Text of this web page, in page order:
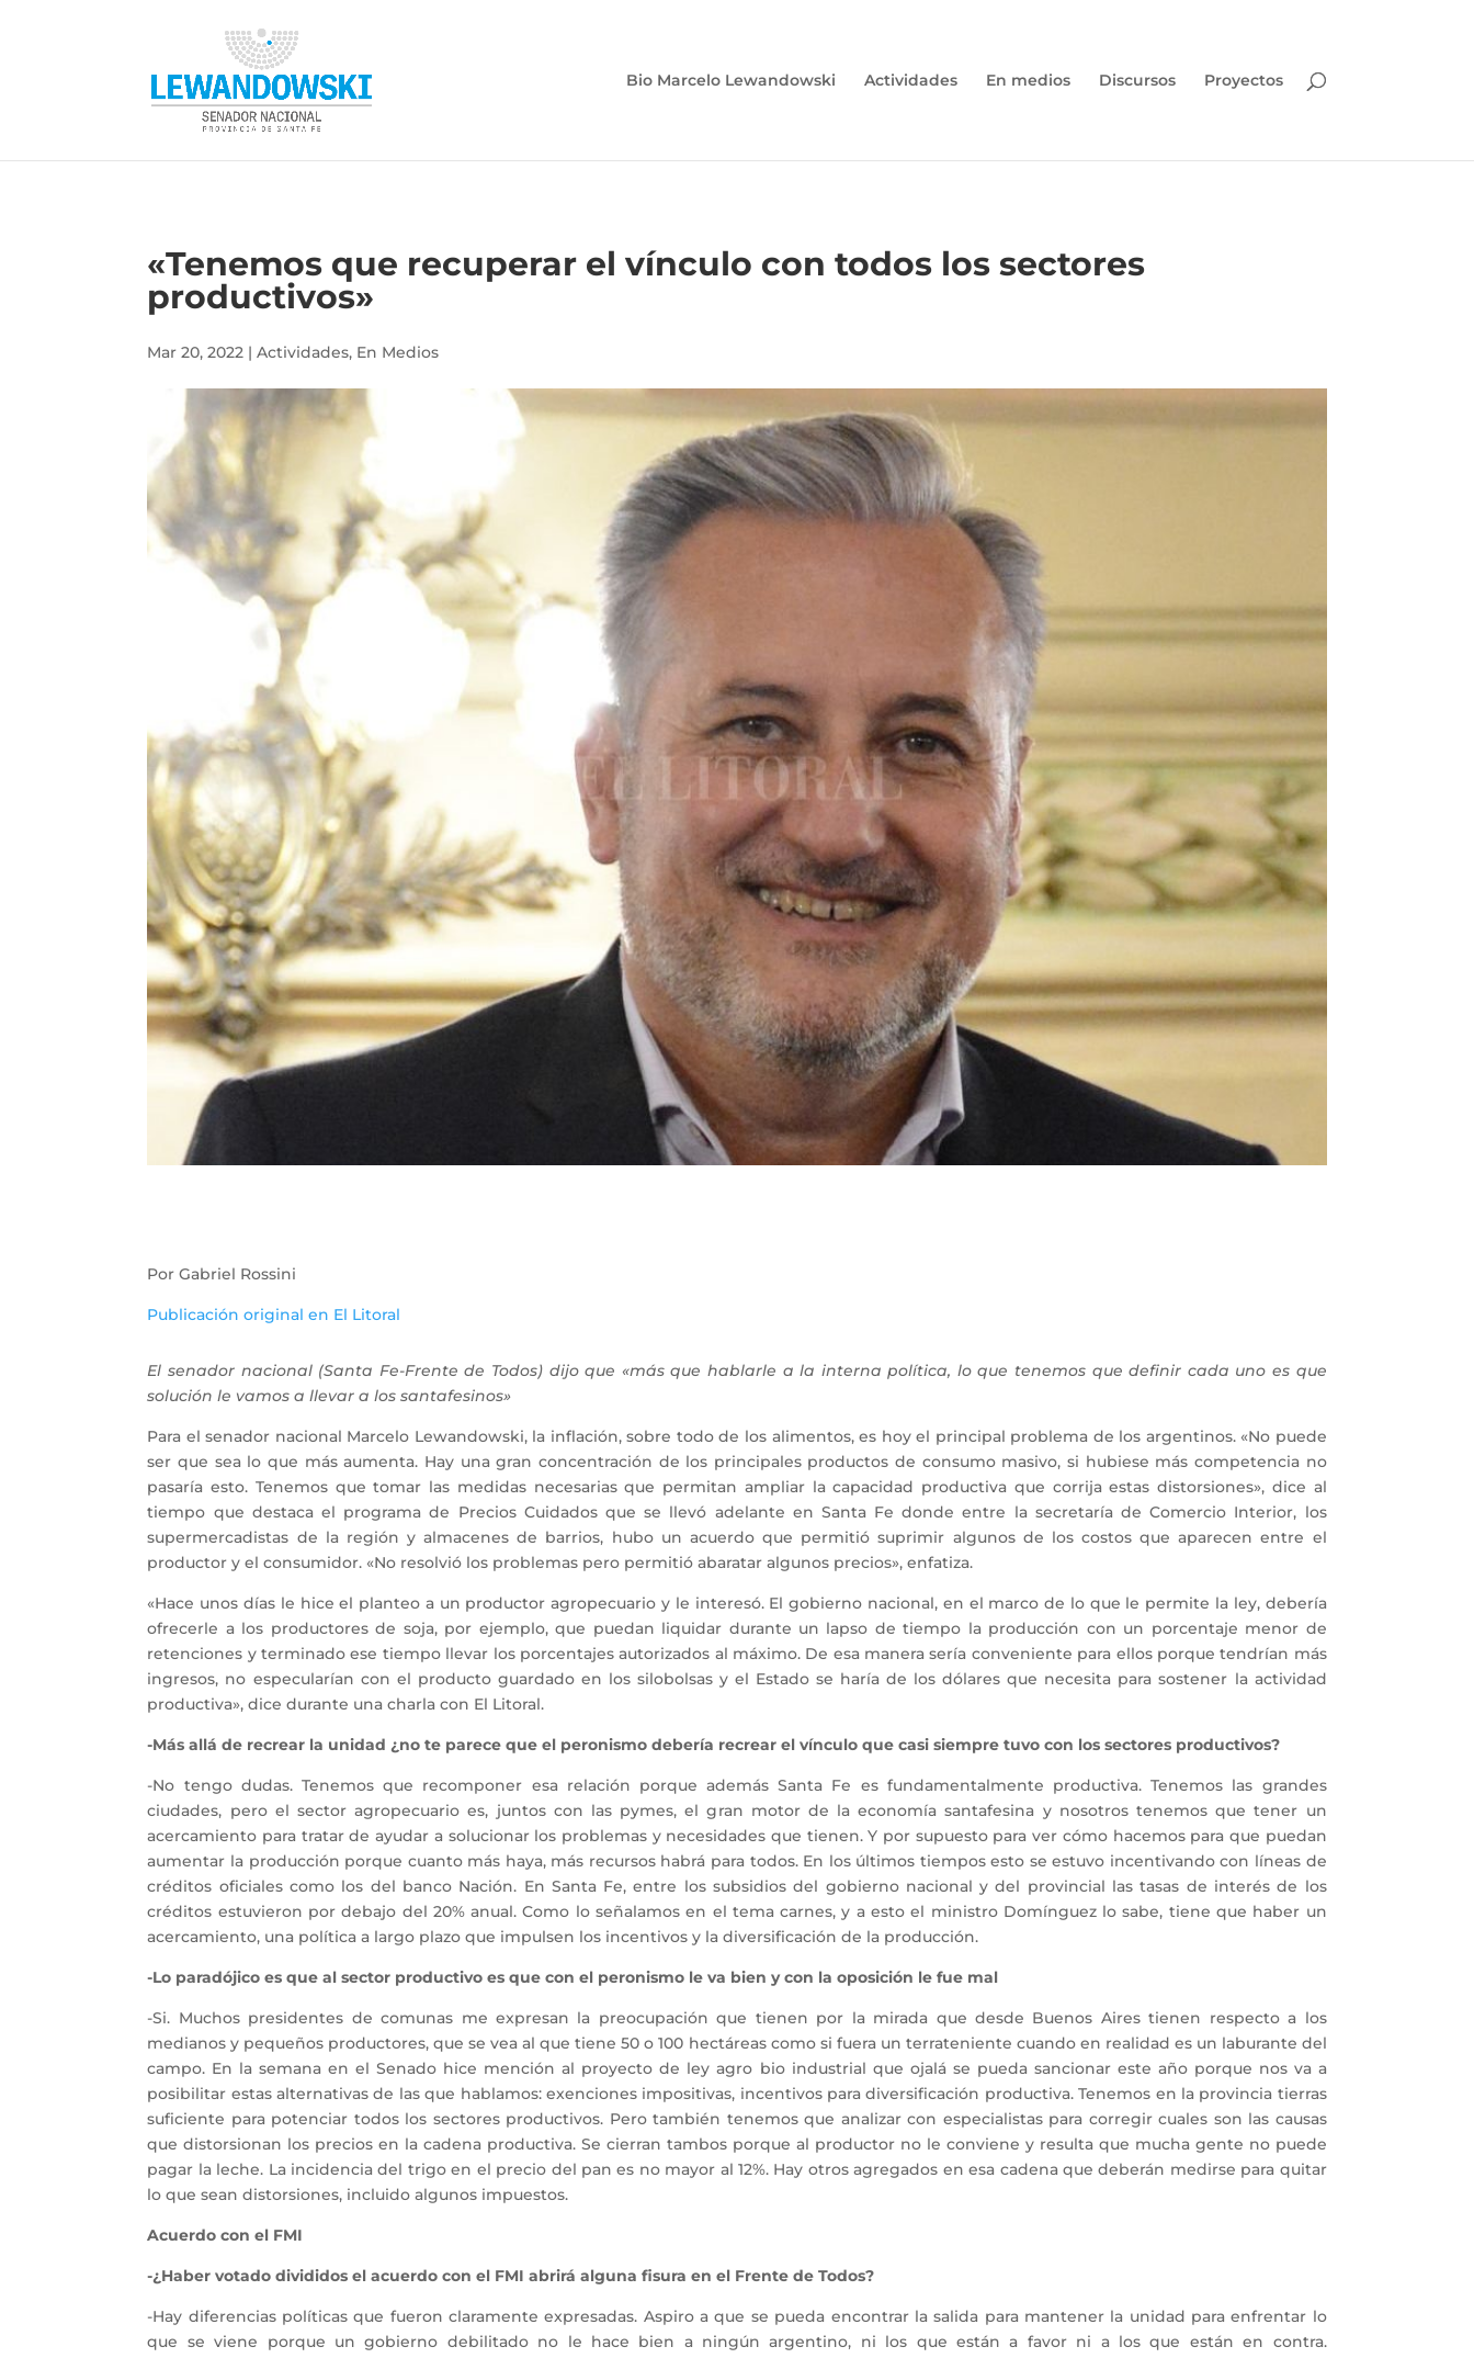
Bio Marcelo Lewandowski Actividades En medios Discursos Proyectos
«Tenemos que recuperar el vínculo con todos los sectores
productivos»
Mar 20, 2022 |Actividades, En Medios
Por Gabriel Rossini
Publicación original en El Litoral
El senador nacional (Santa Fe-Frente de Todos) dijo que «más que hablarle a la interna política, lo que tenemos que definir cada uno es que
solución le vamos a llevar a los santafesinos»
Para el senador nacional Marcelo Lewandowski, la inflación, sobre todo de los alimentos, es hoy el principal problema de los argentinos. «No puede
ser que sea lo que más aumenta. Hay una gran concentración de los principales productos de consumo masivo, si hubiese más competencia no
pasaría esto. Tenemos que tomar las medidas necesarias que permitan ampliar la capacidad productiva que corrija estas distorsiones», dice al
tiempo que destaca el programa de Precios Cuidados que se llevó adelante en Santa Fe donde entre la secretaría de Comercio Interior, los
supermercadistas de la región y almacenes de barrios, hubo un acuerdo que permitió suprimir algunos de los costos que aparecen entre el
productor y el consumidor. «No resolvió los problemas pero permitió abaratar algunos precios», enfatiza.
«Hace unos días le hice el planteo a un productor agropecuario y le interesó. El gobierno nacional, en el marco de lo que le permite la ley, debería
ofrecerle a los productores de soja, por ejemplo, que puedan liquidar durante un lapso de tiempo la producción con un porcentaje menor de
retenciones y terminado ese tiempo llevar los porcentajes autorizados al máximo. De esa manera sería conveniente para ellos porque tendrían más
ingresos, no especularían con el producto guardado en los silobolsas y el Estado se haría de los dólares que necesita para sostener la actividad
productiva», dice durante una charla con El Litoral.
-Más allá de recrear la unidad ¿no te parece que el peronismo debería recrear el vínculo que casi siempre tuvo con los sectores productivos?
-No tengo dudas. Tenemos que recomponer esa relación porque además Santa Fe es fundamentalmente productiva. Tenemos las grandes
ciudades, pero el sector agropecuario es, juntos con las pymes, el gran motor de la economía santafesina y nosotros tenemos que tener un
acercamiento para tratar de ayudar a solucionar los problemas y necesidades que tienen. Y por supuesto para ver cómo hacemos para que puedan
aumentar la producción porque cuanto más haya, más recursos habrá para todos. En los últimos tiempos esto se estuvo incentivando con líneas de
créditos oficiales como los del banco Nación. En Santa Fe, entre los subsidios del gobierno nacional y del provincial las tasas de interés de los
créditos estuvieron por debajo del 20% anual. Como lo señalamos en el tema carnes, y a esto el ministro Domínguez lo sabe, tiene que haber un
acercamiento, una política a largo plazo que impulsen los incentivos y la diversificación de la producción.
-Lo paradójico es que al sector productivo es que con el peronismo le va bien y con la oposición le fue mal
-Si. Muchos presidentes de comunas me expresan la preocupación que tienen por la mirada que desde Buenos Aires tienen respecto a los
medianos y pequeños productores, que se vea al que tiene 50 o 100 hectáreas como si fuera un terrateniente cuando en realidad es un laburante del
campo. En la semana en el Senado hice mención al proyecto de ley agro bio industrial que ojalá se pueda sancionar este año porque nos va a
posibilitar estas alternativas de las que hablamos: exenciones impositivas, incentivos para diversificación productiva. Tenemos en la provincia tierras
suficiente para potenciar todos los sectores productivos. Pero también tenemos que analizar con especialistas para corregir cuales son las causas
que distorsionan los precios en la cadena productiva. Se cierran tambos porque al productor no le conviene y resulta que mucha gente no puede
pagar la leche. La incidencia del trigo en el precio del pan es no mayor al 12%. Hay otros agregados en esa cadena que deberán medirse para quitar
lo que sean distorsiones, incluido algunos impuestos.
Acuerdo con el FMI
-¿Haber votado divididos el acuerdo con el FMI abrirá alguna fisura en el Frente de Todos?
-Hay diferencias políticas que fueron claramente expresadas. Aspiro a que se pueda encontrar la salida para mantener la unidad para enfrentar lo
que se viene porque un gobierno debilitado no le hace bien a ningún argentino, ni los que están a favor ni a los que están en contra.